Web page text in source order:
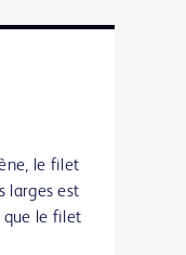
le filet
larges est
que le filet